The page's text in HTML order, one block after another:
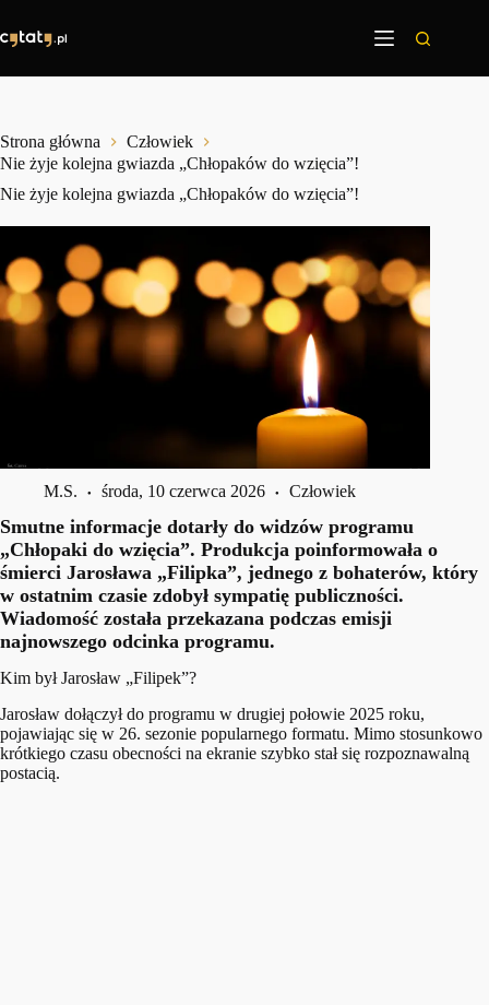
treści
Strona główna
Człowiek
Nie żyje kolejna gwiazda „Chłopaków do wzięcia”!
Nie żyje kolejna gwiazda „Chłopaków do wzięcia”!
M.S. środa, 10 czerwca 2026 Człowiek
Smutne informacje dotarły do widzów programu
„Chłopaki do wzięcia”. Produkcja poinformowała o
śmierci Jarosława „Filipka”, jednego z bohaterów, który
w ostatnim czasie zdobył sympatię publiczności.
Wiadomość została przekazana podczas emisji
najnowszego odcinka programu.
Kim był Jarosław „Filipek”?
Jarosław dołączył do programu w drugiej połowie 2025 roku,
pojawiając się w 26. sezonie popularnego formatu. Mimo stosunkowo
krótkiego czasu obecności na ekranie szybko stał się rozpoznawalną
postacią.